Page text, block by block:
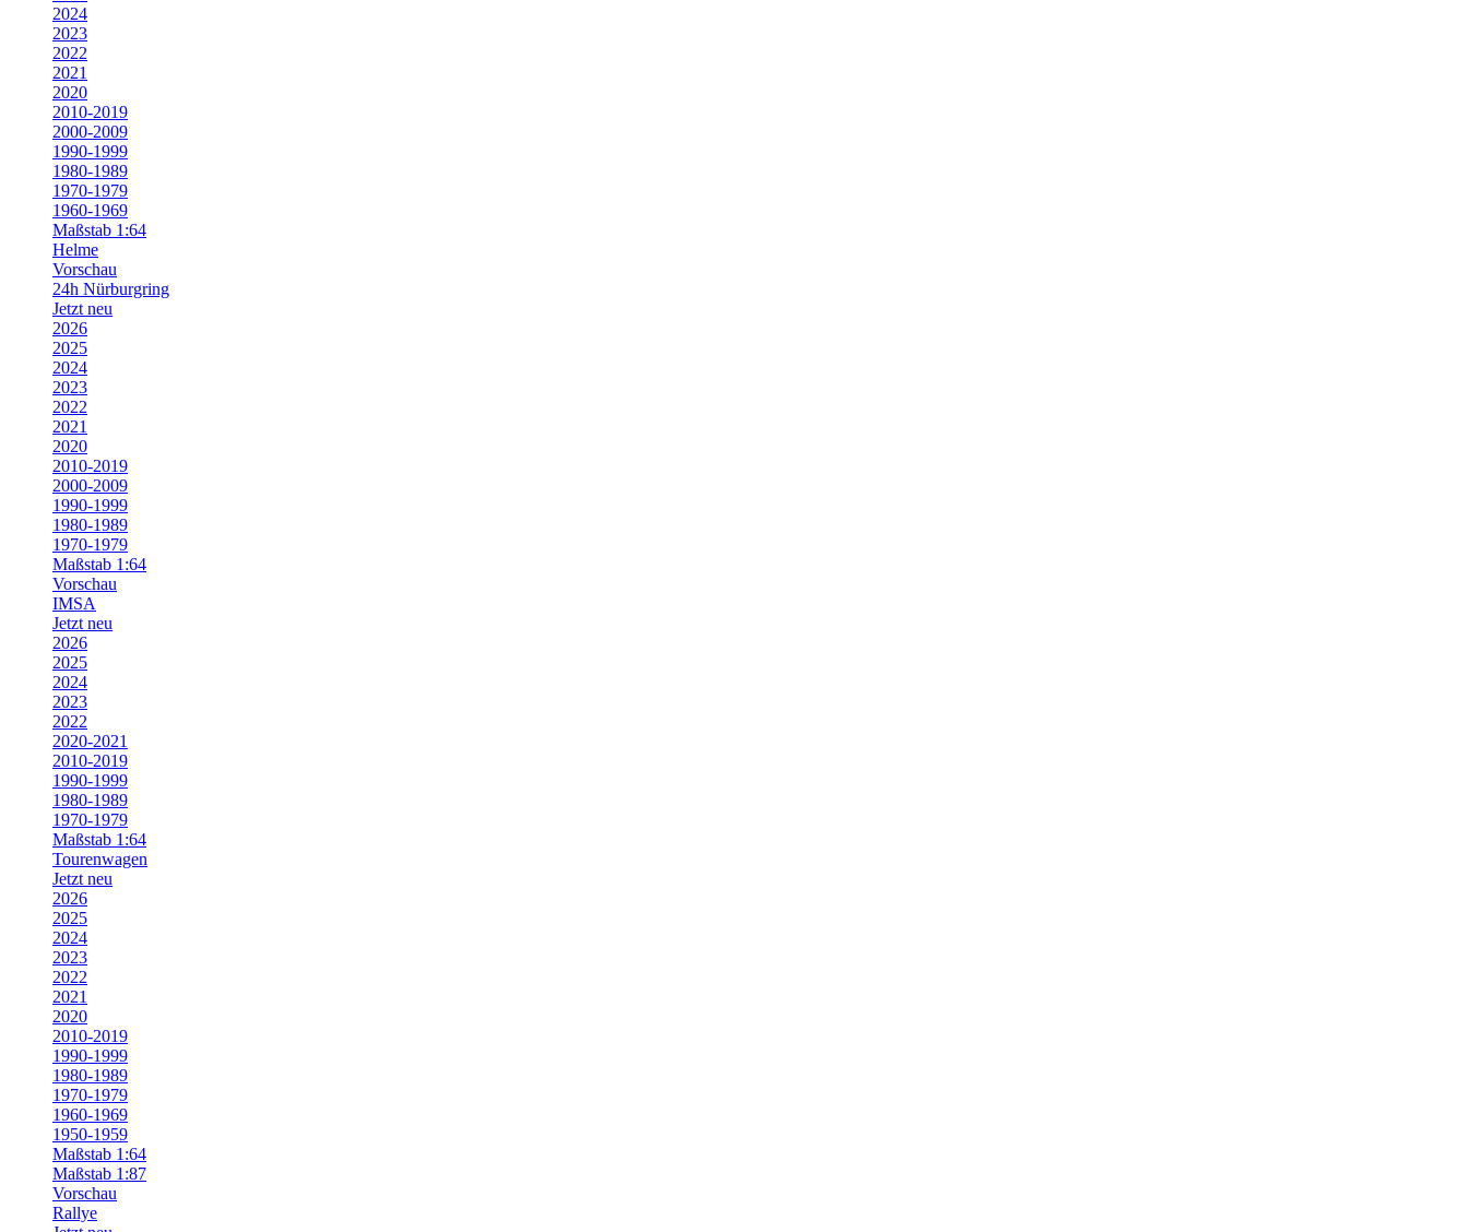
2024
2023
2022
2021
2020
2010-2019
2000-2009
1990-1999
1980-1989
1970-1979
1960-1969
Maßstab 1:64
Helme
Vorschau
24h Nürburgring
Jetzt neu
2026
2025
2024
2023
2022
2021
2020
2010-2019
2000-2009
1990-1999
1980-1989
1970-1979
Maßstab 1:64
Vorschau
IMSA
Jetzt neu
2026
2025
2024
2023
2022
2020-2021
2010-2019
1990-1999
1980-1989
1970-1979
Maßstab 1:64
Tourenwagen
Jetzt neu
2026
2025
2024
2023
2022
2021
2020
2010-2019
1990-1999
1980-1989
1970-1979
1960-1969
1950-1959
Maßstab 1:64
Maßstab 1:87
Vorschau
Rallye